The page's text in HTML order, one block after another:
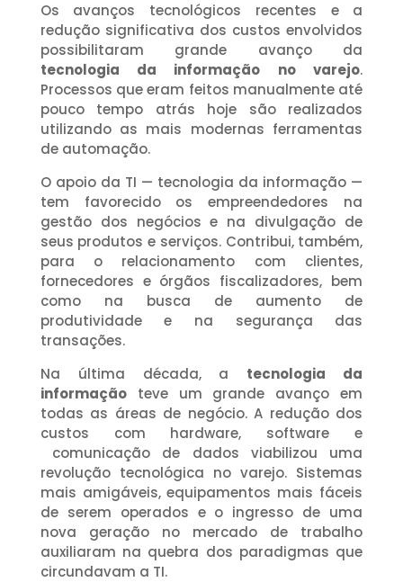
Os avanços tecnológicos recentes e a
redução significativa dos custos envolvidos
possibilitaram grande avanço da
tecnologia da informação no varejo.
Processos que eram feitos manualmente até
pouco tempo atrás hoje são realizados
utilizando as mais modernas ferramentas
de automação.
O apoio da TI — tecnologia da informação —
tem favorecido os empreendedores na
gestão dos negócios e na divulgação de
seus produtos e serviços. Contribui, também,
para o relacionamento com clientes,
fornecedores e órgãos fiscalizadores, bem
como na busca de aumento de
produtividade e na segurança das
transações.
Na última década, a tecnologia da
informaçãoteve um grande avanço em
todas as áreas de negócio. A redução dos
custos com hardware, software e
comunicação de dados viabilizou uma
revolução tecnológica no varejo. Sistemas
mais amigáveis, equipamentos mais fáceis
de serem operados e o ingresso de uma
nova geração no mercado de trabalho
auxiliaram na quebra dos paradigmas que
circundavam a TI.